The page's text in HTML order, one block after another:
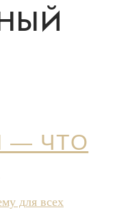
— ЧТО
для всех